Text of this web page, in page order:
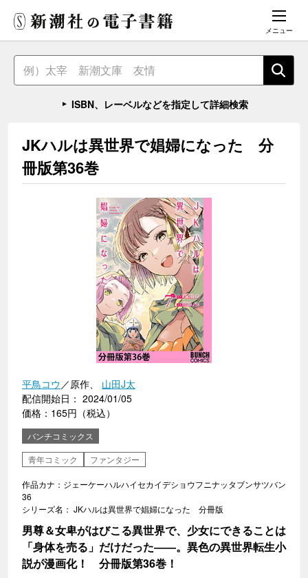
メニュー
ISBN、レーベルなどを指定して詳細検索
JKハルは異世界で娼婦になった 分
冊版第36巻
平鳥コウ ／原作、 山田J太
配信開始日： 2024/01/05
価格：165円（税込）
バンチコミックス
青年コミック
ファンタジー
作品カナ：ジェーケーハルハイセカイデショウフニナッタブンサツバン
36
シリーズ名： JKハルは異世界で娼婦になった 分冊版
男尊＆女卑がはびこる異世界で、少女にできることは
「身体を売る」だけだった――。異色の異世界転生小
説が漫画化！ 分冊版第36巻！